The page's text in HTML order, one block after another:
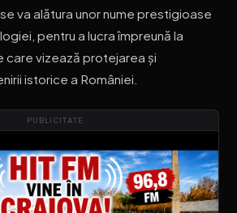
va alătura unor nume prestigioase
pentru a lucra împreună la
care vizează protejarea și
istorice a României.
PUBLICITATE